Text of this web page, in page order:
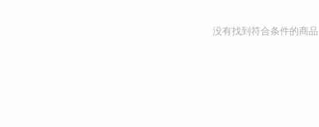
没有找到符合条件的商品